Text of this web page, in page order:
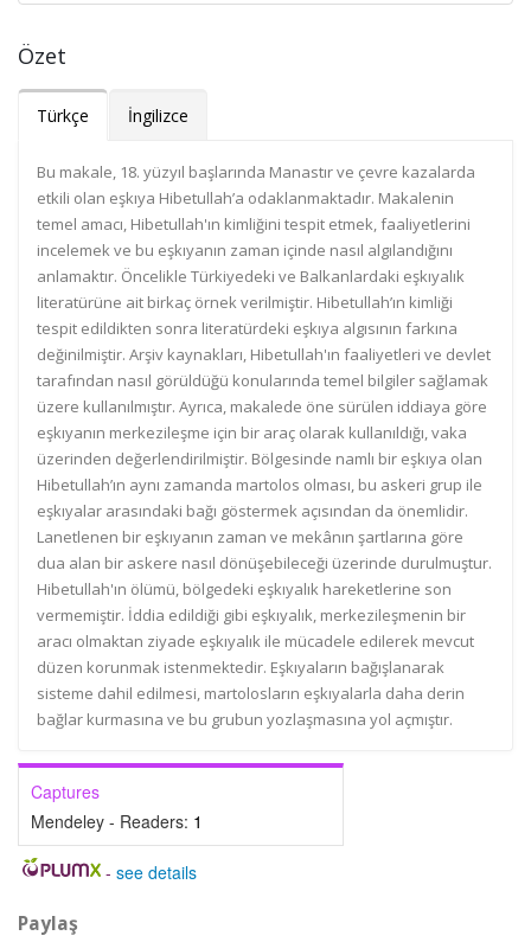
Özet
Türkçe İngilizce
Bu makale, 18. yüzyıl başlarında Manastır ve çevre kazalarda
etkili olan eşkıya Hibetullah’a odaklanmaktadır. Makalenin
temel amacı, Hibetullah'ın kimliğini tespit etmek, faaliyetlerini
incelemek ve bu eşkıyanın zaman içinde nasıl algılandığını
anlamaktır. Öncelikle Türkiyedeki ve Balkanlardaki eşkıyalık
literatürüne ait birkaç örnek verilmiştir. Hibetullah’ın kimliği
tespit edildikten sonra literatürdeki eşkıya algısının farkına
değinilmiştir. Arşiv kaynakları, Hibetullah'ın faaliyetleri ve devlet
tarafından nasıl görüldüğü konularında temel bilgiler sağlamak
üzere kullanılmıştır. Ayrıca, makalede öne sürülen iddiaya göre
eşkıyanın merkezileşme için bir araç olarak kullanıldığı, vaka
üzerinden değerlendirilmiştir. Bölgesinde namlı bir eşkıya olan
Hibetullah’ın aynı zamanda martolos olması, bu askeri grup ile
eşkıyalar arasındaki bağı göstermek açısından da önemlidir.
Lanetlenen bir eşkıyanın zaman ve mekânın şartlarına göre
dua alan bir askere nasıl dönüşebileceği üzerinde durulmuştur.
Hibetullah'ın ölümü, bölgedeki eşkıyalık hareketlerine son
vermemiştir. İddia edildiği gibi eşkıyalık, merkezileşmenin bir
aracı olmaktan ziyade eşkıyalık ile mücadele edilerek mevcut
düzen korunmak istenmektedir. Eşkıyaların bağışlanarak
sisteme dahil edilmesi, martolosların eşkıyalarla daha derin
bağlar kurmasına ve bu grubun yozlaşmasına yol açmıştır.
Captures
Mendeley - Readers: 1
- see details
Paylaş